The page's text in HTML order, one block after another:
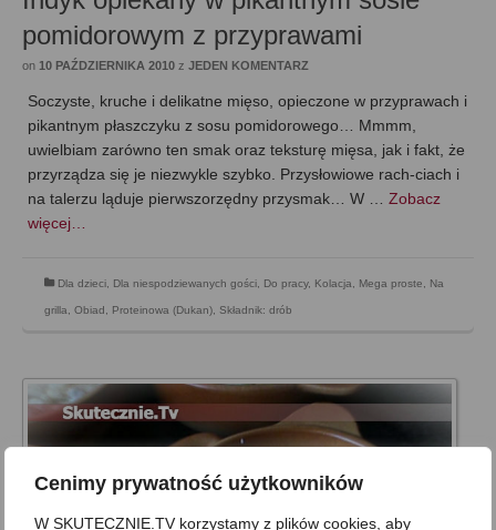
Cenimy prywatność użytkowników
W SKUTECZNIE.TV korzystamy z plików cookies, aby
pomidorowym z przyprawami
on 10 PAŹDZIERNIKA 2010 z JEDEN KOMENTARZ
Soczyste, kruche i delikatne mięso, opieczone w przyprawach i
pikantnym płaszczyku z sosu pomidorowego… Mmmm,
uwielbiam zarówno ten smak oraz teksturę mięsa, jak i fakt, że
przyrządza się je niezwykle szybko. Przysłowiowe rach-ciach i
na talerzu ląduje pierwszorzędny przysmak… W … Zobacz
więcej…
Dla dzieci Dla niespodziewanych gości Do pracy, Kolacja Mega proste Na
grilla Obiad Proteinowa (Dukan) Składnik: drób